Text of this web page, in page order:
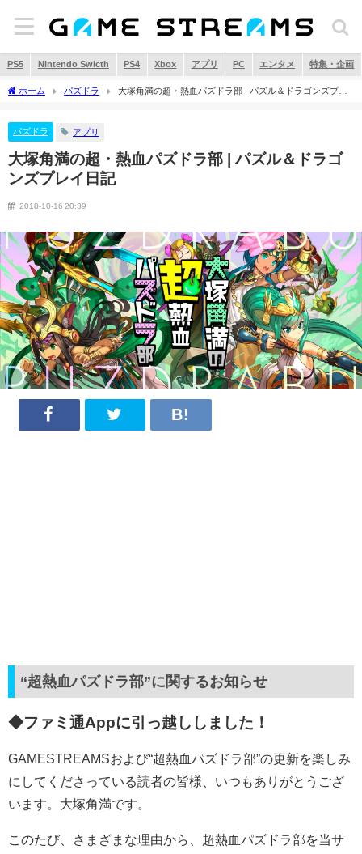
PS5 Nintendo Swicth PS4 Xbox アプリ PC エンタメ 特集・企画
ホーム パズドラ
大塚角満の超・熱血パズドラ部 | パズル＆ドラゴンズプレ
パズドラ アプリ
大塚角満の超・熱血パズドラ部 | パズル＆ドラゴ
ンズプレイ日記
2018-10-16 20:39
“超熱血パズドラ部”に関するお知らせ
◆ファミ通Appに引っ越ししました！
GAMESTREAMSおよび“超熱血パズドラ部”の更新を楽しみ
にしてくださっている読者の皆様、いつもありがとうござ
います。大塚角満です。
このたび、さまざまな理由から、超熱血パズドラ部を当サ